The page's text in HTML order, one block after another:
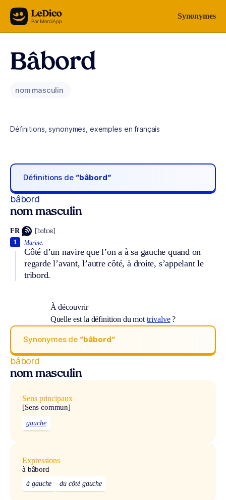
Aller au contenu Synonymes
Bâbord
nom masculin
Définitions, synonymes, exemples en français
Définitions de “bâbord“
bâbord
nom masculin
FR [bɑbɔʀ]
Marine.
Côté d’un navire que l’on a à sa gauche quand on
regarde l’avant, l’autre côté, à droite, s’appelant le
tribord.
1
À découvrir
Quelle est la définition du mottrivalve?
Synonymes de “bâbord“
bâbord
nom masculin
Sens principaux
[Sens commun]
gauche
Expressions
à bâbord
à gauche du côté gauche